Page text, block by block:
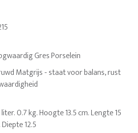
Gres Porselein
Matgrijs - staat voor balans, rust
0.7 kg. Hoogte 13.5 cm. Lengte 15
12.5